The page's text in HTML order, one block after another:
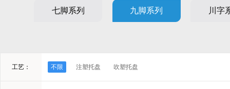
七脚系列 九脚系列 川字
工艺： 不限 注塑托盘 吹塑托盘